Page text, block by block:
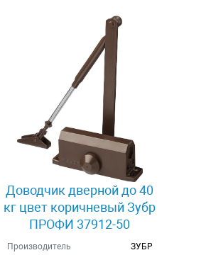
Доводчик дверной до 40
кг цвет коричневый Зубр
ПРОФИ 37912-50
Производитель
ЗУБР